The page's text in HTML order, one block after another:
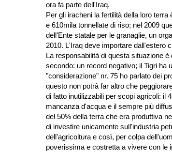
ora fa parte dell'Iraq.
Per gli iracheni la fertilità della loro
e 610mila tonnellate di riso; nel 2009
dell'Ente statale per le granaglie, un
2010. L'Iraq deve importare dall'estero
La responsabilità di questa situazione
secondo: un record negativo; il Tigri ha
"considerazione" nr. 75 ho parlato dei
questo non potrà far altro che
di fatto inutilizzabili per scopi agricoli: il
mancanza d'acqua e il sempre più
del 50% della terra che era produttiva
di investire unicamente sull'industria
dell'agricoltura e così, per colpa
poverissima e costretta a vivere con le